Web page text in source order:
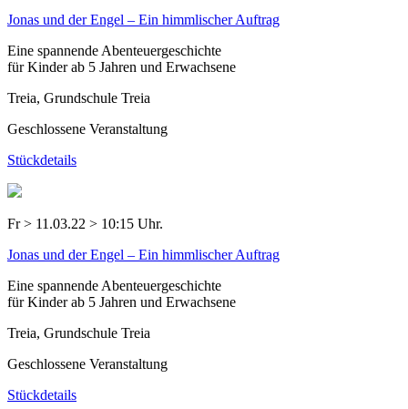
Jonas und der Engel – Ein himmlischer Auftrag
Eine spannende Abenteuergeschichte
für Kinder ab 5 Jahren und Erwachsene
Treia, Grundschule Treia
Geschlossene Veranstaltung
Stückdetails
Fr > 11.03.22 > 10:15 Uhr.
Jonas und der Engel – Ein himmlischer Auftrag
Eine spannende Abenteuergeschichte
für Kinder ab 5 Jahren und Erwachsene
Treia, Grundschule Treia
Geschlossene Veranstaltung
Stückdetails